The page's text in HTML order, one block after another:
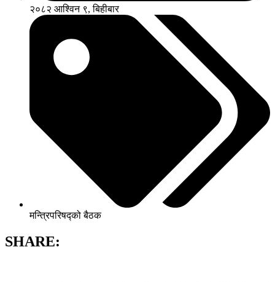
२०८२ आश्विन ९, बिहीबार
मन्त्रिपरिषद्को बैठक
SHARE: